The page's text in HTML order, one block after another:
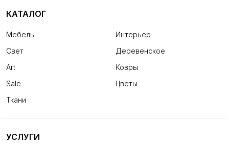
КАТАЛОГ
Мебель
Интерьер
Свет
Деревенское
Art
Ковры
Sale
Цветы
Ткани
УСЛУГИ